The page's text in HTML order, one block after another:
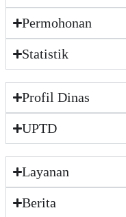
Permohonan
Statistik
Profil Dinas
UPTD
Layanan
Berita